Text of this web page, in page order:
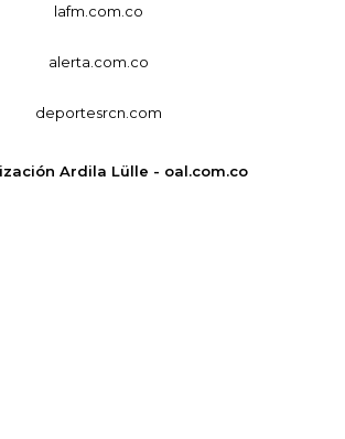
lafm.com.co
alerta.com.co
deportesrcn.com
Ardila Lülle - oal.com.co